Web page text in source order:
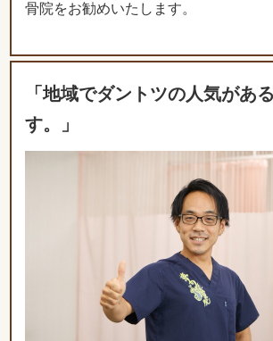
骨院をお勧めいたします。
「地域でダントツの人気があ
す。」